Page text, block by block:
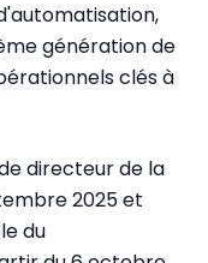
génération de
clés à
directeur de la
2025 et
du